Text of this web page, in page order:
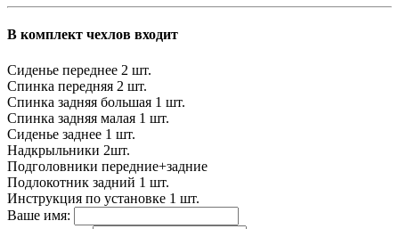
В комплект чехлов входит
Сиденье переднее 2 шт.
Спинка передняя 2 шт.
Спинка задняя большая 1 шт.
Спинка задняя малая 1 шт.
Сиденье заднее 1 шт.
Надкрыльники 2шт.
Подголовники передние+задние
Подлокотник задний 1 шт.
Инструкция по установке 1 шт.
Ваше имя: